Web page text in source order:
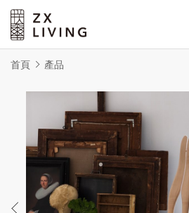
朕璽國際ZX LIVING
首頁 產品